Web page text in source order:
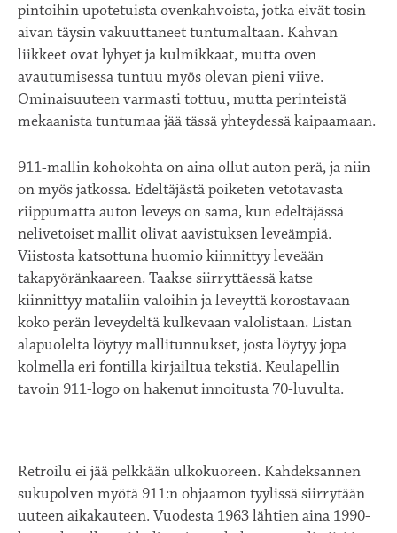
pintoihin upotetuista ovenkahvoista, jotka eivät tosin
aivan täysin vakuuttaneet tuntumaltaan. Kahvan
liikkeet ovat lyhyet ja kulmikkaat, mutta oven
avautumisessa tuntuu myös olevan pieni viive.
Ominaisuuteen varmasti tottuu, mutta perinteistä
mekaanista tuntumaa jää tässä yhteydessä kaipaamaan.
911-mallin kohokohta on aina ollut auton perä, ja niin
on myös jatkossa. Edeltäjästä poiketen vetotavasta
riippumatta auton leveys on sama, kun edeltäjässä
nelivetoiset mallit olivat aavistuksen leveämpiä.
Viistosta katsottuna huomio kiinnittyy leveään
takapyöränkaareen. Taakse siirryttäessä katse
kiinnittyy mataliin valoihin ja leveyttä korostavaan
koko perän leveydeltä kulkevaan valolistaan. Listan
alapuolelta löytyy mallitunnukset, josta löytyy jopa
kolmella eri fontilla kirjailtua tekstiä. Keulapellin
tavoin 911-logo on hakenut innoitusta 70-luvulta.
Retroilu ei jää pelkkään ulkokuoreen. Kahdeksannen
sukupolven myötä 911:n ohjaamon tyylissä siirrytään
uuteen aikakauteen. Vuodesta 1963 lähtien aina 1990-